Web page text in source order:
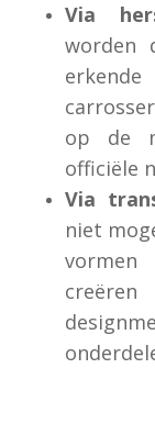
Via
worden
op de
officiële
Via
niet
vormen